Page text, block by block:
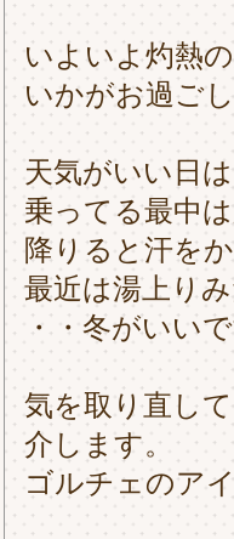
いよいよ灼熱
いかがお過ご
天気がいい日
乗ってる最中
降りると汗を
最近は湯上り
・・冬がいい
気を取り直し
介します。
ゴルチェのア